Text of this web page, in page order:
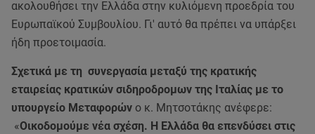
ακολουθήσει την Ελλάδα στην κυλιόμενη προεδρία του
Ευρωπαϊκού Συμβουλίου. Γι' αυτό θα πρέπει να υπάρξει
ήδη προετοιμασία.
Σχετικά με τη συνεργασία μεταξύ της κρατικής
εταιρείας κρατικών σιδηροδρομων της Ιταλίας με το
υπουργείο Μεταφορών ο κ. Μητσοτάκης ανέφερε:
«Οικοδομούμε νέα σχέση. Η Ελλάδα θα επενδύσει στις